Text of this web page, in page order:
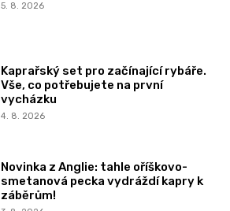
5. 8. 2026
Kaprařský set pro začínající rybáře.
Vše, co potřebujete na první
vycházku
4. 8. 2026
Novinka z Anglie: tahle oříškovo-
smetanová pecka vydráždí kapry k
záběrům!